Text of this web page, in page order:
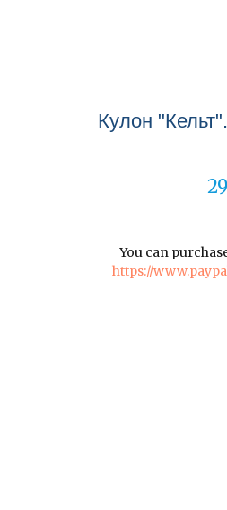
Кулон
You can
https://